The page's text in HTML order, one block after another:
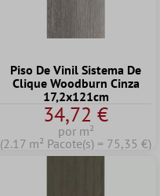
Piso De Vinil Sistema De
Clique Woodburn Cinza
17,2x121cm
34,72 €
por m²
(2.17 m² Pacote(s) = 75,35 €)